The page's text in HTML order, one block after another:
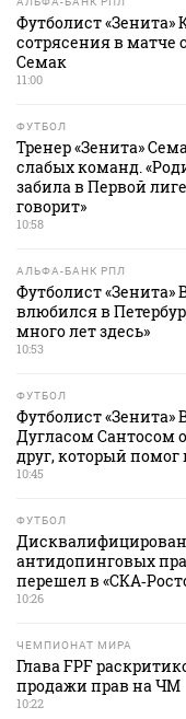
Футболист «Зенита»
сотрясения в матче
Семак
11:00
ФУТБОЛ
Тренер «Зенита»
слабых команд.
забила в Первой
говорит»
10:58
АЛЬФА-БАНК РПЛ
Футболист «Зенита»
влюбился в
много лет здесь»
10:53
ФУТБОЛ
Футболист «Зенита»
Дугласом Сантосом
друг, который помог
10:45
ФУТБОЛ
антидопинговых
перешел в
10:26
ЧЕМПИОНАТ МИРА
Глава FPF
продажи прав на ЧМ
10:22